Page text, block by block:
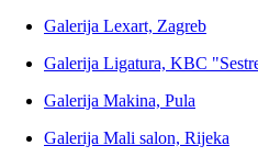
Galerija Lexart, Zagreb
Galerija Ligatura, KBC
Galerija Makina, Pula
Galerija Mali salon, Rijeka